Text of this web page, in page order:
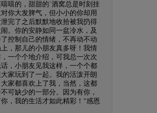
嘻的，甜甜的`酒窝总是时刻挂
你大发脾气，但小小的你却用
完了之后默默地收拾被我扔得
。你的安静如同一盆冷水，及
控制自己的情绪，不再动不动
，那儿的小朋友真多呀！我情
一个个地介绍，可我总一次次
，小朋友见我这样，一个个都
家玩到了一起。我的活泼开朗
家都喜欢上了我，当然，这都
可缺少的一部分。因为有你，
，我的生活才如此精彩！“感恩